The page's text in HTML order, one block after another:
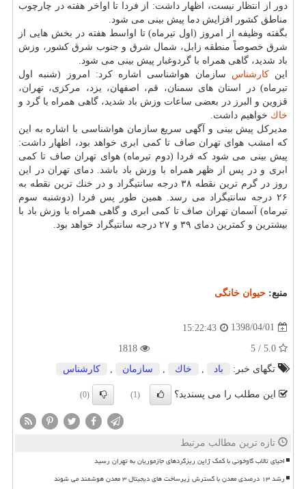
دور از انتظار نیست، اظهار داشت: از فردا تا اواخر هفته در چارچوب
مناطق كشور افزایش دما پیش بینی می شود.
بگفته وظیفه از امروز (اول تیرماه) تا اواسط هفته در بخش هایی از
شرق خصوصاً منطقه زابل، شمال شرق و جنوب شرق كشور، وزش
باد شدید، گاهی همراه با گردوغبار پیش بینی می شود.
اینكارشناس سازمان هواشناسی اشاره كرد: امروز (شنبه اول
تیرماه) در استان های سمنان، قم، اصفهان، یزد، مركزی، تهران،
قزوین و البرز در بعضی ساعات وزش باد شدید، گاهی همراه با گرد و
خاك خواهیم داشت.
مدیركل پیش بینی و آگهی سریع سازمان هواشناسی با اشاره به این
كه امشب هوای تهران صاف تا كمی ابری خواهد بود، اظهار داشت:
پیش بینی می شود كه فردا (دوم تیرماه) هوای تهران صاف تا كمی
ابری و در پس از ظهر همراه با وزش باد باشد. دمای تهران در این
روز در گرم ترین نقطه ۳۸ درجه سانتیگراد و در خنك ترین نقطه به
۲۶ درجه سانتیگراد می رسد. همین طور پس فردا (دوشنبه سوم
تیرماه) آسمان تهران صاف تا كمی ابری و گاهی همراه با وزش باد با
بیشترین و كمترین دمای ۳۹ و ۲۷ درجه سانتیگراد خواهد بود.
منبع: حیوان خانگی
1398/04/01
15:22:43
تگهای خبر:
باد , خاك , سازمان , كارشناس
این مطلب را می پسندید؟ (1)
(0)
تازه ترین مطالب مرتبط
احیای تالاب گاوخونی با کمک ژاپن ریزگردهای جازموریان به تهران رسید
رشد ۱۳ درصدی معدن با گسترش زیرساخت های دیجیتال ۳ معدن هوشمند می شوند